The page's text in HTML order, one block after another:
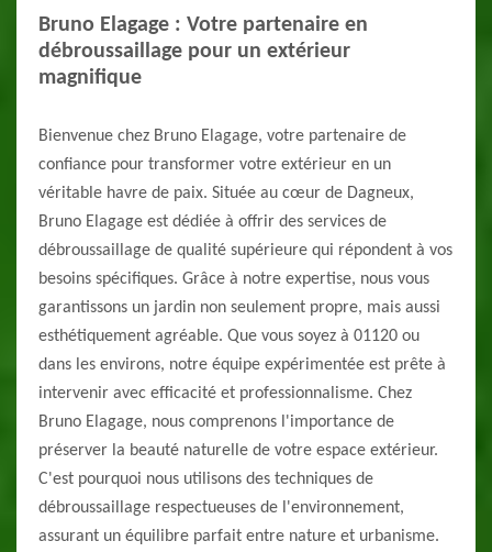
Bruno Elagage : Votre partenaire en
débroussaillage pour un extérieur
magnifique
Bienvenue chez Bruno Elagage, votre partenaire de
confiance pour transformer votre extérieur en un
véritable havre de paix. Située au cœur de Dagneux,
Bruno Elagage est dédiée à offrir des services de
débroussaillage de qualité supérieure qui répondent à vos
besoins spécifiques. Grâce à notre expertise, nous vous
garantissons un jardin non seulement propre, mais aussi
esthétiquement agréable. Que vous soyez à 01120 ou
dans les environs, notre équipe expérimentée est prête à
intervenir avec efficacité et professionnalisme. Chez
Bruno Elagage, nous comprenons l'importance de
préserver la beauté naturelle de votre espace extérieur.
C'est pourquoi nous utilisons des techniques de
débroussaillage respectueuses de l'environnement,
assurant un équilibre parfait entre nature et urbanisme.